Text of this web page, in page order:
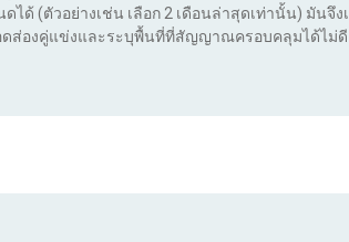
ดได้ (ตัวอย่างเช่น เลือก 2 เดือนล่าสุดเท่านั้น) มันจึ
ดส่องคู่แข่งและระบุพื้นที่ที่สัญญาณครอบคลุมได้ไม่ดี